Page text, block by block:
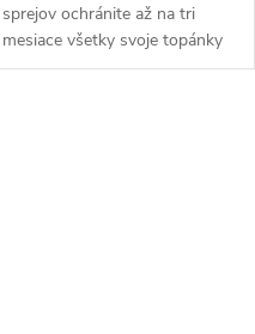
sprejov ochránite až na tri
mesiace všetky svoje topánky
od športových až po